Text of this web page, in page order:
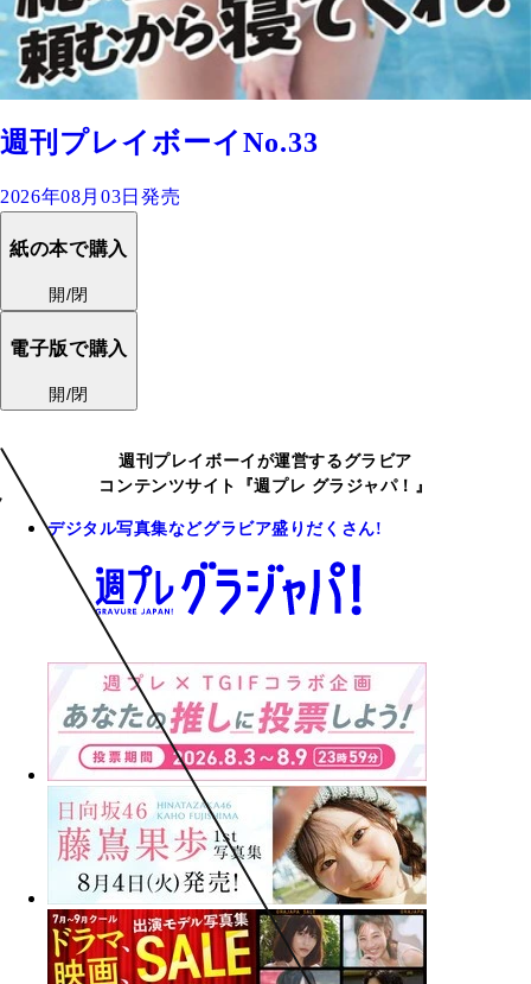
週刊プレイボーイNo.33
2026年08月03日発売
紙の本で購入
開/閉
電子版で購入
開/閉
週刊プレイボーイが運営するグラビア
コンテンツサイト『週プレ グラジャパ！』
デジタル写真集などグラビア盛りだくさん!